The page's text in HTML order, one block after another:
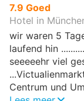
7.9 uit
10
Goed
Hotel in
wir waren 5
laufend hin
seeeeehr viel
Centrum und